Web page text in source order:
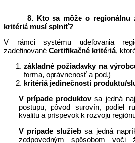
8. Kto sa môže o regionálnu
kritériá musí splniť?
V rámci systému udeľovania
zadefinované Certifikačné kritériá,
základné požiadavky na
forma, oprávnenosť a pod.)
kritériá jedinečnosti produktu/
V prípade produktovsa jedná
postupu, pôvod surovín, podiel
kvalitu a príspevok k rozvoju
V prípade služieb sa jedná
zodpovedným spôsobom voči